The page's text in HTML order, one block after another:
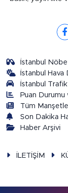
İstanbul
İstanbul Hava
İstanbul
Puan Durumu
Tüm
Son Dakika
Haber Arşivi
İLETİŞİM